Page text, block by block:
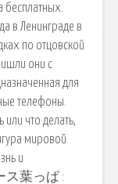
бесплатных.
в Ленинграде в
по отцовской
они с
для
телефоны.
или что делать,
мировой
и
ス葉っぱ :